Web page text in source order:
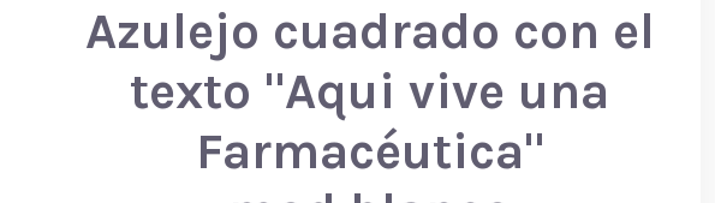
Azulejo cuadrado con el
texto "Aqui vive una
Farmacéutica"